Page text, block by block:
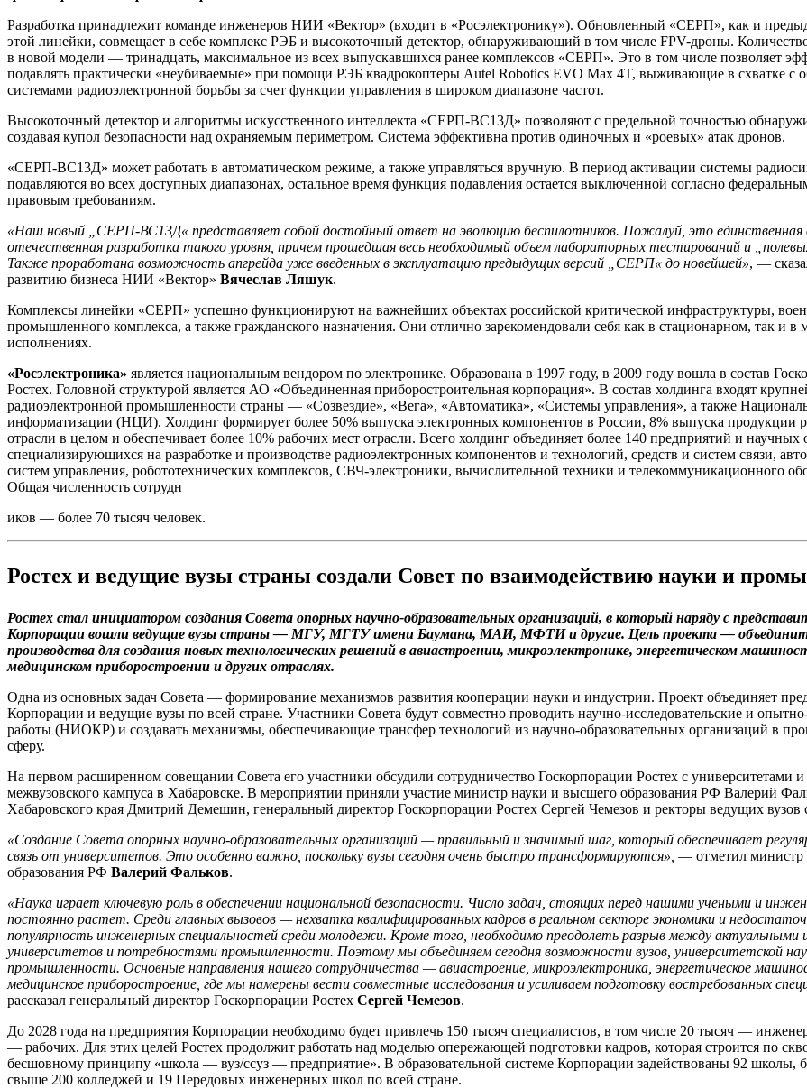
Разработка принадлежит команде инженеров НИИ «Вектор» (входит в «Росэлектронику»). Обновленный «СЕРП», как и
этой линейки, совмещает в себе комплекс РЭБ и высокоточный детектор, обнаруживающий в том числе FPV-дроны.
в новой модели — тринадцать, максимальное из всех выпускавшихся ранее комплексов «СЕРП». Это в том числе позволяет
подавлять практически «неубиваемые» при помощи РЭБ квадрокоптеры Autel Robotics EVO Max 4T, выживающие в схватке с
системами радиоэлектронной борьбы за счет функции управления в широком диапазоне частот.
Высокоточный детектор и алгоритмы искусственного интеллекта «СЕРП-ВС13Д» позволяют с предельной точностью
создавая купол безопасности над охраняемым периметром. Система эффективна против одиночных и «роевых» атак дронов.
«СЕРП-ВС13Д» может работать в автоматическом режиме, а также управляться вручную. В период активации системы
подавляются во всех доступных диапазонах, остальное время функция подавления остается выключенной согласно
правовым требованиям.
«Наш новый „СЕРП-ВС13Д« представляет собой достойный ответ на эволюцию беспилотников. Пожалуй, это единственная
отечественная разработка такого уровня, причем прошедшая весь необходимый объем лабораторных тестирований и
Также проработана возможность апгрейда уже введенных в эксплуатацию предыдущих версий „СЕРП« до новейшей», —
развитию бизнеса НИИ «Вектор» Вячеслав Ляшук.
Комплексы линейки «СЕРП» успешно функционируют на важнейших объектах российской критической инфраструктуры,
промышленного комплекса, а также гражданского назначения. Они отлично зарекомендовали себя как в стационарном, так и в
исполнениях.
«Росэлектроника» является национальным вендором по электронике. Образована в 1997 году, в 2009 году вошла в состав
Ростех. Головной структурой является АО «Объединенная приборостроительная корпорация». В состав холдинга входят
радиоэлектронной промышленности страны — «Созвездие», «Вега», «Автоматика», «Системы управления», а также
информатизации (НЦИ). Холдинг формирует более 50% выпуска электронных компонентов в России, 8% выпуска продукции
отрасли в целом и обеспечивает более 10% рабочих мест отрасли. Всего холдинг объединяет более 140 предприятий и научных
специализирующихся на разработке и производстве радиоэлектронных компонентов и технологий, средств и систем связи,
систем управления, робототехнических комплексов, СВЧ-электроники, вычислительной техники и телекоммуникационного
Общая численность сотрудн
иков — более 70 тысяч человек.
Ростех и ведущие вузы страны создали Совет по взаимодействию науки и
Ростех стал инициатором создания Совета опорных научно-образовательных организаций, в который наряду с
Корпорации вошли ведущие вузы страны — МГУ, МГТУ имени Баумана, МАИ, МФТИ и другие. Цель проекта —
производства для создания новых технологических решений в авиастроении, микроэлектронике, энергетическом
медицинском приборостроении и других отраслях.
Одна из основных задач Совета — формирование механизмов развития кооперации науки и индустрии. Проект объединяет
Корпорации и ведущие вузы по всей стране. Участники Совета будут совместно проводить научно-исследовательские и
работы (НИОКР) и создавать механизмы, обеспечивающие трансфер технологий из научно-образовательных организаций в
сферу.
На первом расширенном совещании Совета его участники обсудили сотрудничество Госкорпорации Ростех с университетами и
межвузовского кампуса в Хабаровске. В мероприятии приняли участие министр науки и высшего образования РФ Валерий
Хабаровского края Дмитрий Демешин, генеральный директор Госкорпорации Ростех Сергей Чемезов и ректоры ведущих вузов
«Создание Совета опорных научно-образовательных организаций — правильный и значимый шаг, который обеспечивает
связь от университетов. Это особенно важно, поскольку вузы сегодня очень быстро трансформируются», — отметил министр
образования РФ Валерий Фальков.
«Наука играет ключевую роль в обеспечении национальной безопасности. Число задач, стоящих перед нашими учеными и
постоянно растет. Среди главных вызовов — нехватка квалифицированных кадров в реальном секторе экономики и
популярность инженерных специальностей среди молодежи. Кроме того, необходимо преодолеть разрыв между актуальными
университетов и потребностями промышленности. Поэтому мы объединяем сегодня возможности вузов, университетской
промышленности. Основные направления нашего сотрудничества — авиастроение, микроэлектроника, энергетическое
медицинское приборостроение, где мы намерены вести совместные исследования и усиливаем подготовку востребованных
рассказал генеральный директор Госкорпорации Ростех Сергей Чемезов.
До 2028 года на предприятия Корпорации необходимо будет привлечь 150 тысяч специалистов, в том числе 20 тысяч —
— рабочих. Для этих целей Ростех продолжит работать над моделью опережающей подготовки кадров, которая строится по
бесшовному принципу «школа — вуз/ссуз — предприятие». В образовательной системе Корпорации задействованы 92 школы,
свыше 200 колледжей и 19 Передовых инженерных школ по всей стране.